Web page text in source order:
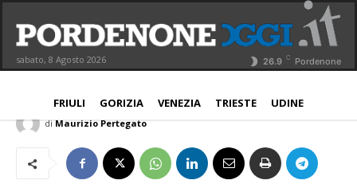
sabato, 8 Agosto 2026 26.9 C Pordenone
FRIULI GORIZIA VENEZIA TRIESTE UDINE
San Vito al Tagliamento, le “Pantere”
del rugby si presentano
NORD EST PROVINCIA
di Maurizio Pertegato